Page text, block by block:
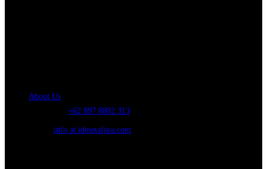
About Us
+62 897 8802 313
info at idmetafora.com